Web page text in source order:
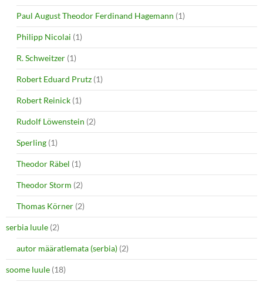
Paul August Theodor Ferdinand Hagemann (1)
Philipp Nicolai (1)
R. Schweitzer (1)
Robert Eduard Prutz (1)
Robert Reinick (1)
Rudolf Löwenstein (2)
Sperling (1)
Theodor Räbel (1)
Theodor Storm (2)
Thomas Körner (2)
serbia luule (2)
autor määratlemata (serbia) (2)
soome luule (18)